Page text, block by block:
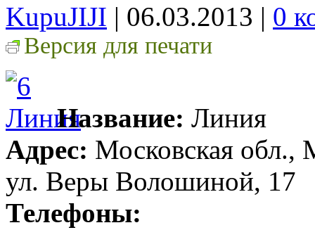
KupuJIJI | 06.03.2013 | 0
Версия для печати
Название: Линия
Адрес: Московская
ул. Веры Волошиной, 17
Телефоны: